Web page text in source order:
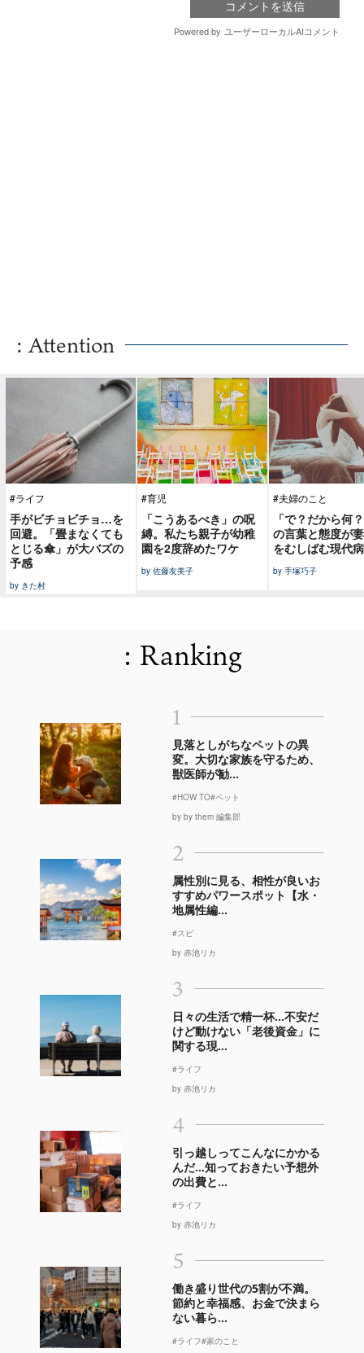
: Attention
#ライフ
手がビチョビチョ…を
回避。「畳まなくても
とじる傘」が大バズの
予感
by きた村
#育児
「こうあるべき」の呪
縛。私たち親子が幼稚
園を2度辞めたワケ
by 佐藤友美子
#夫婦のこと
「で？だから何
の言葉と態度が
をむしばむ現代病
by 手塚巧子
: Ranking
1
見落としがちなペットの異
変。大切な家族を守るため、
獣医師が勧...
#HOW TO#ペット
by by them 編集部
2
属性別に見る、相性が良いお
すすめパワースポット【水・
地属性編...
#スピ
by 赤池リカ
3
日々の生活で精一杯…不安だ
けど動けない「老後資金」に
関する現...
#ライフ
by 赤池リカ
4
引っ越しってこんなにかかる
んだ…知っておきたい予想外
の出費と...
#ライフ
by 赤池リカ
5
働き盛り世代の5割が不満。
節約と幸福感、お金で決まら
ない暮ら...
#ライフ#家のこと